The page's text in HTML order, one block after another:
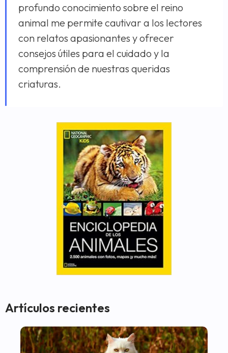
profundo conocimiento sobre el reino
animal me permite cautivar a los lectores
con relatos apasionantes y ofrecer
consejos útiles para el cuidado y la
comprensión de nuestras queridas
criaturas.
Artículos recientes